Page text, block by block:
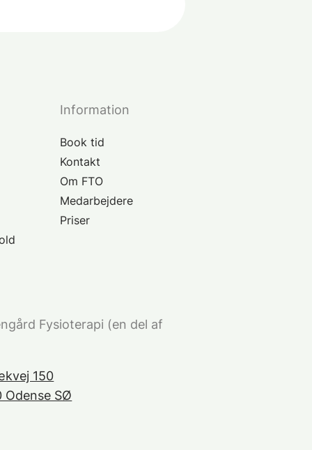
Information
Book tid
Kontakt
Om FTO
Medarbejdere
Priser
Fysioterapi (en del af
150
Odense SØ